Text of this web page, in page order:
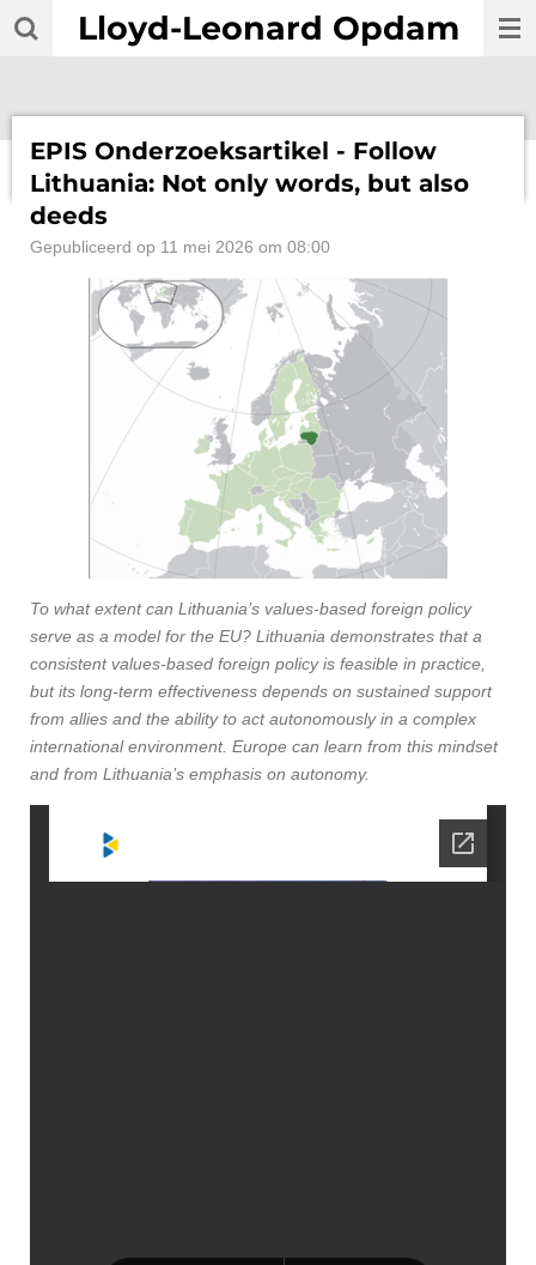
Ga
Lloyd-Leonard Opdam
EPIS Onderzoeksartikel - Follow
Lithuania: Not only words, but also
deeds
Gepubliceerd op 11 mei 2026 om 08:00
To what extent can Lithuania’s values-based foreign policy
serve as a model for the EU? Lithuania demonstrates that a
consistent values-based foreign policy is feasible in practice,
but its long-term effectiveness depends on sustained support
from allies and the ability to act autonomously in a complex
international environment. Europe can learn from this mindset
and from Lithuania’s emphasis on autonomy.